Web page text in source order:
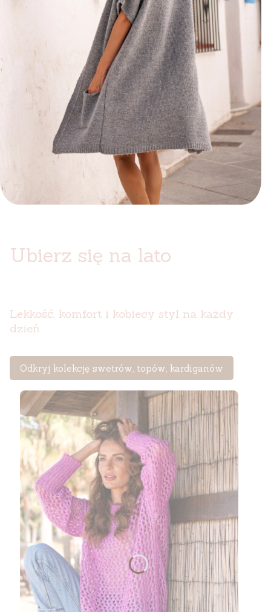
Ubierz się na lato
Lekkość, komfort i kobiecy styl na każdy
dzień.
Odkryj kolekcję swetrów, topów, kardiganów